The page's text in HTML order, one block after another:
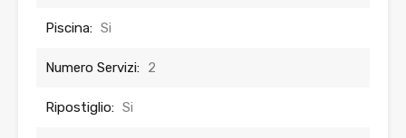
Piscina: Si
Numero Servizi: 2
Ripostiglio: Si